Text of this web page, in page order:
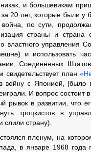
и большевикам
за 20 лет, которые были
война, по сути,
страны и страна
властного управления
и использовать
Соединённых
свидетельствует план
войну с Японией, [было
И вопрос состоит
рывок в развитии, что
троцкистов в
слили страну).
пленум, на
в январе 1968